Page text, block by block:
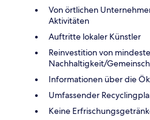
Von örtlichen
Aktivitäten
Auftritte lokaler Künstler
Reinvestition von
Nachhaltigkeit/
Informationen über die
Umfassender
Keine